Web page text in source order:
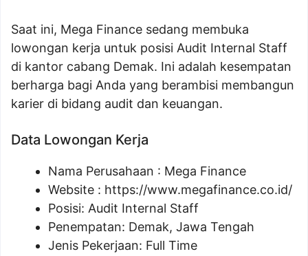
Saat ini, Mega Finance sedang membuka
lowongan kerja untuk posisi Audit Internal Staff
di kantor cabang Demak. Ini adalah kesempatan
berharga bagi Anda yang berambisi membangun
karier di bidang audit dan keuangan.
Data Lowongan Kerja
Nama Perusahaan : Mega Finance
Website : https://www.megafinance.co.id/
Posisi: Audit Internal Staff
Penempatan: Demak, Jawa Tengah
Jenis Pekerjaan: Full Time